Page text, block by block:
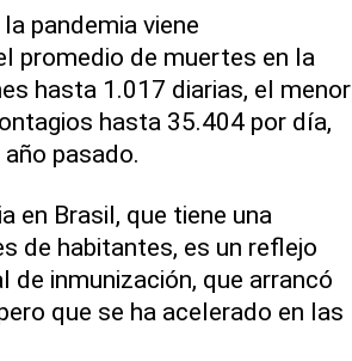
pandemia viene
promedio de muertes en la
hasta 1.017 diarias, el menor
hasta 35.404 por día,
pasado.
en Brasil, que tiene una
de habitantes, es un reflejo
de inmunización, que arrancó
que se ha acelerado en las